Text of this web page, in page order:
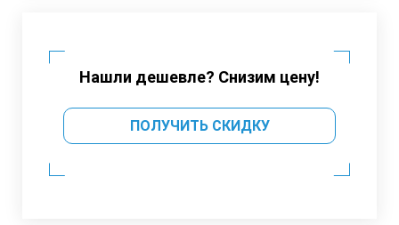
Нашли дешевле? Снизим цену!
ПОЛУЧИТЬ СКИДКУ